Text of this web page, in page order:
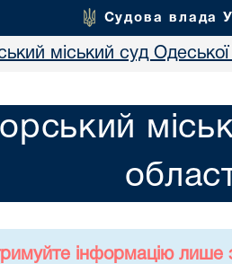
Судова влада
міський суд Одеської
інформацію лише